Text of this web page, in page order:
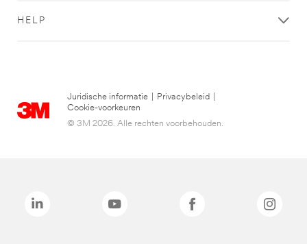
HELP
Juridische informatie Privacybeleid
Cookie-voorkeuren
© 3M 2026. Alle rechten voorbehouden.